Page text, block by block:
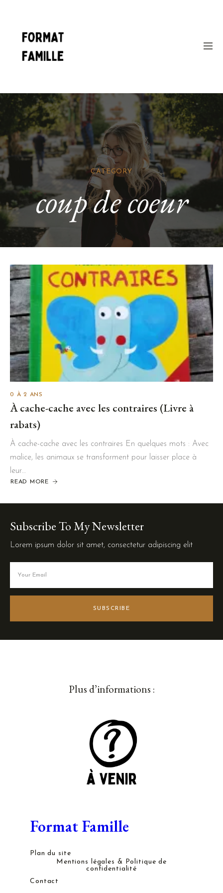
CATEGORY
coup de coeur
0 À 2 ANS
À cache-cache avec les contraires (Livre à
rabats)
À cache-cache avec les contraires En quelques mots : Avec
malice, les animaux se transforment pour laisser place à
leur…
READ MORE
Subscribe To My Newsletter
Lorem ipsum dolor sit amet, consectetur adipiscing elit
SUBSCRIBE
Plus d’informations :
Format Famille
Plan du site
Mentions légales & Politique de
confidentialité
Contact